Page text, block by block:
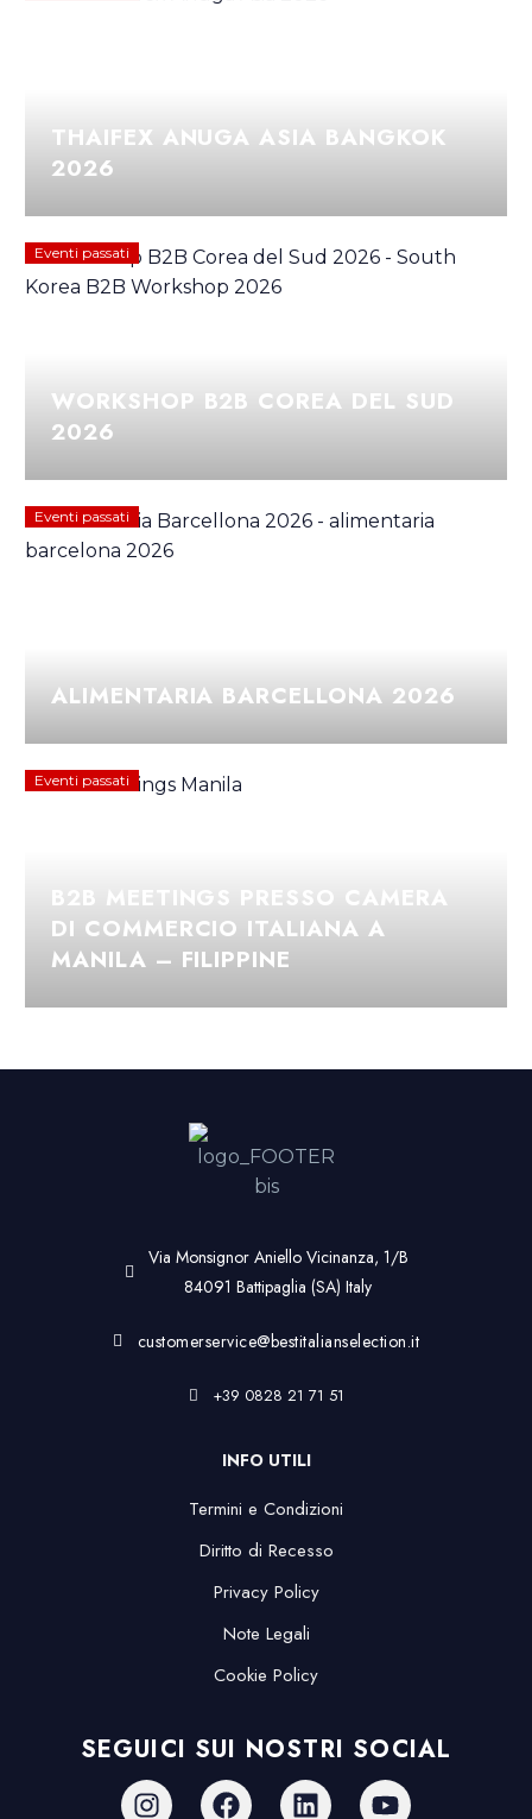
THAIFEX ANUGA ASIA BANGKOK
2026
Eventi passati
WORKSHOP B2B COREA DEL SUD
2026
Eventi passati
ALIMENTARIA BARCELLONA 2026
Eventi passati
B2B MEETINGS PRESSO CAMERA
DI COMMERCIO ITALIANA A
MANILA – FILIPPINE
Via Monsignor Aniello Vicinanza, 1/B
84091 Battipaglia (SA) Italy
customerservice@bestitalianselection.it
+39 0828 21 71 51
INFO UTILI
Termini e Condizioni
Diritto di Recesso
Privacy Policy
Note Legali
Cookie Policy
SEGUICI SUI NOSTRI SOCIAL